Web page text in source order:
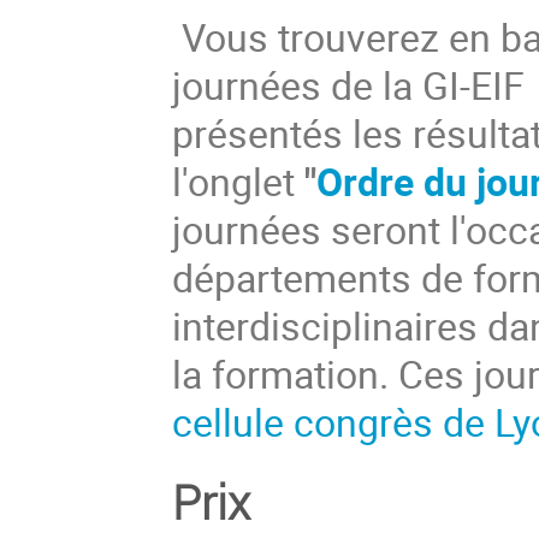
Vous trouverez en
journées de la GI-
présentés les
l'onglet "Ordre du
journées seront
départements de
interdisciplinaires
la formation. Ces
cellule congrès de
Prix